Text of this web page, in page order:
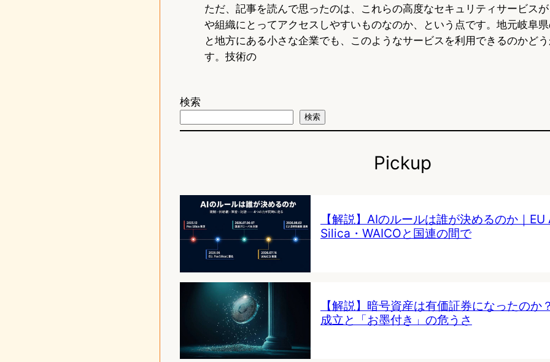
ただ、記事を読んで思ったのは、これらの高度なセキュリティサービス
や組織にとってアクセスしやすいものなのか、という点です。地元岐阜
と地方にある小さな企業でも、このようなサービスを利用できるのかど
す。技術の
検索
検索
Pickup
【解説】AIのルールは誰が決めるのか｜
Silica・WAICOと国連の間で
【解説】暗号資産は有価証券になったのか
成立と「お墨付き」の危うさ